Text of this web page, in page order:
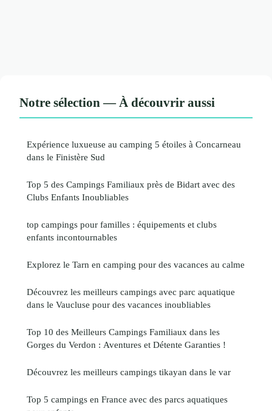
Notre sélection — À découvrir aussi
Expérience luxueuse au camping 5 étoiles à Concarneau
dans le Finistère Sud
Top 5 des Campings Familiaux près de Bidart avec des
Clubs Enfants Inoubliables
top campings pour familles : équipements et clubs
enfants incontournables
Explorez le Tarn en camping pour des vacances au calme
Découvrez les meilleurs campings avec parc aquatique
dans le Vaucluse pour des vacances inoubliables
Top 10 des Meilleurs Campings Familiaux dans les
Gorges du Verdon : Aventures et Détente Garanties !
Découvrez les meilleurs campings tikayan dans le var
Top 5 campings en France avec des parcs aquatiques